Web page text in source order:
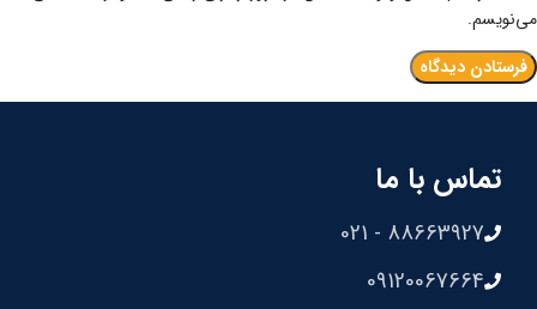
می‌نویسم.
تماس با ما
88663927 - 021
09120067664